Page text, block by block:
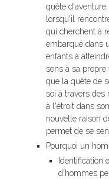
quête
lorsqu'il
qui cherchent à
embarqué dans
enfants à
sens à sa
que la quête de
soi à travers des
à l'étroit dans
nouvelle raison
permet de se
Pourquoi un
Identification
d'hommes